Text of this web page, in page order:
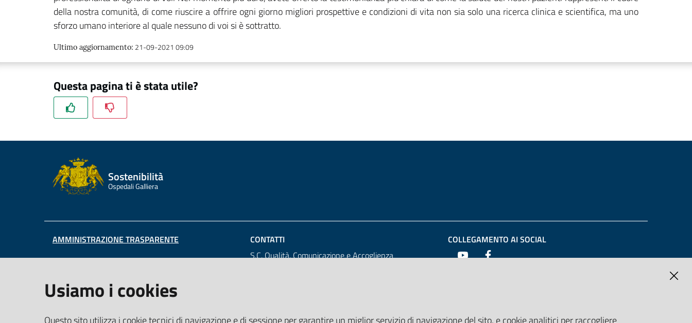
della nostra comunità, di come riuscire a offrire ogni giorno migliori prospettive e condizioni di vita non sia solo una ricerca clinica e scientifica, ma uno
sforzo umano interiore al quale nessuno di voi si è sottratto.
Ultimo aggiornamento: 21-09-2021 09:09
Questa pagina ti è stata utile?
Sostenibilità
Ospedali Galliera
AMMINISTRAZIONE TRASPARENTE
CONTATTI
S.C. Qualità, Comunicazione e Accoglienza
Ente Ospedaliero Ospedali Galliera Mura delle
COLLEGAMENTO AI SOCIAL
YoutubeFacebook
Usiamo i cookies
Questo sito utilizza i cookie tecnici di navigazione e di sessione per garantire un miglior servizio di navigazione del sito, e cookie analitici per raccogliere